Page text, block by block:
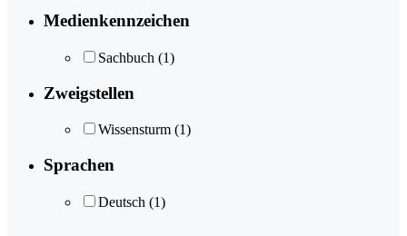
Medienkennzeichen
Sachbuch (1)
Zweigstellen
Wissensturm (1)
Sprachen
Deutsch (1)